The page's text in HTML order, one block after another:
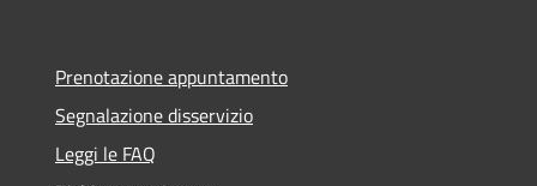
Prenotazione appuntamento
Segnalazione disservizio
Leggi le FAQ